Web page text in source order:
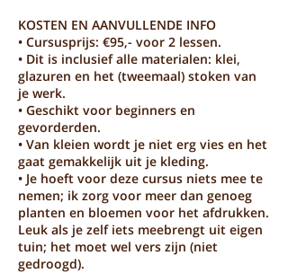
KOSTEN EN AANVULLENDE INFO
• Cursusprijs: €95,- voor 2 lessen.
• Dit is inclusief alle materialen: klei,
glazuren en het (tweemaal) stoken van
je werk.
• Geschikt voor beginners en
gevorderden.
• Van kleien wordt je niet erg vies en het
gaat gemakkelijk uit je kleding.
• Je hoeft voor deze cursus niets mee te
nemen; ik zorg voor meer dan genoeg
planten en bloemen voor het afdrukken.
Leuk als je zelf iets meebrengt uit eigen
tuin; het moet wel vers zijn (niet
gedroogd).